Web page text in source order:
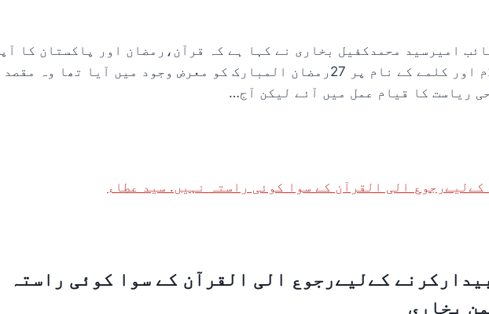
امیرسید محمدکفیل بخاری نے کہا ہے کہ قرآن،رمضان اور پاکستان کا
گہرا تعلق ہے یہ وطن عزیز اسلام اور کلمے کے نام پر 27رمضان المبارک کو معرض وجود میں آیا تھا وہ
ریاست کا قیام عمل میں آئے لیکن آج…
کےلیےرجوع الی القرآن کے سوا کوئی راستہ
بخاری